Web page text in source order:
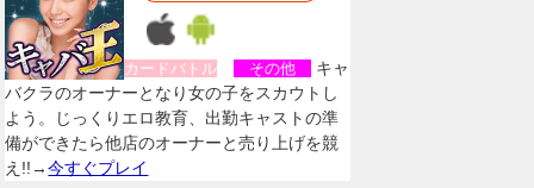
カードバトル その他
キャ
バクラのオーナーとなり女の子をスカウトし
よう。じっくりエロ教育、出勤キャストの準
備ができたら他店のオーナーと売り上げを競
え!!→今すぐプレイ